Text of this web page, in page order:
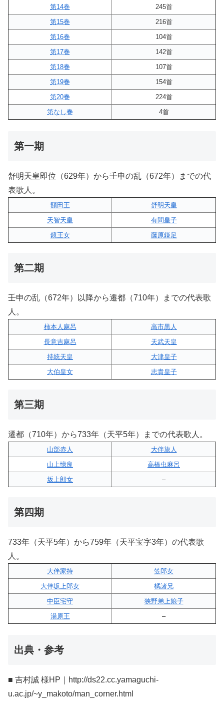
第14巻
245首
第15巻
216首
第16巻
104首
第17巻
142首
第18巻
107首
第19巻
154首
第20巻
224首
第なし巻
4首
第一期
舒明天皇即位（629年）から壬申の乱（672年）までの代
表歌人。
額田王
舒明天皇
天智天皇
有間皇子
鏡王女
藤原鎌足
第二期
壬申の乱（672年）以降から遷都（710年）までの代表歌
人。
柿本人麻呂
高市黒人
長意吉麻呂
天武天皇
持統天皇
大津皇子
大伯皇女
志貴皇子
第三期
遷都（710年）から733年（天平5年）までの代表歌人。
山部赤人
大伴旅人
山上憶良
高橋虫麻呂
坂上郎女
–
第四期
733年（天平5年）から759年（天平宝字3年）の代表歌
人。
大伴家持
笠郎女
大伴坂上郎女
橘諸兄
中臣宅守
狭野弟上娘子
湯原王
–
出典・参考
■ 吉村誠 様HP｜http://ds22.cc.yamaguchi-
u.ac.jp/~y_makoto/man_corner.html